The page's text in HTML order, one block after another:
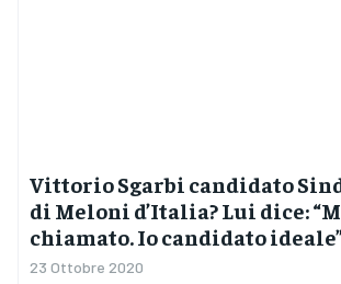
Vittorio Sgarbi candidato
di Meloni d’Italia? Lui dice:
chiamato. Io candidato
23 Ottobre 2020